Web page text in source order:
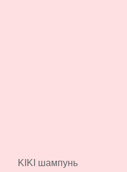
KIKI шампунь